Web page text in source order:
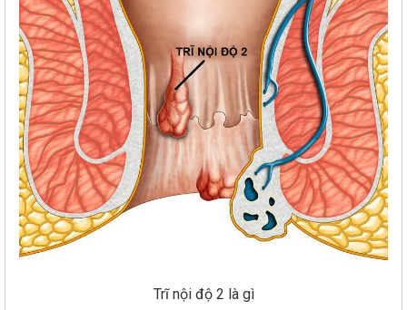
Trĩ nội độ 2 là gì